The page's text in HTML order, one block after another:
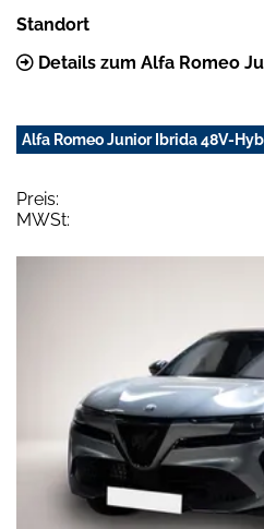
Standort
Details zum Alfa Romeo
Alfa Romeo Junior Ibrida 48V-
Preis:
MWSt: